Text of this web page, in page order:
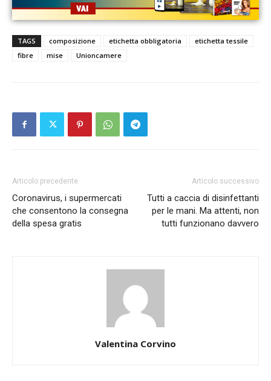
TAGS composizione etichetta obbligatoria
etichetta tessile
fibre
mise Unioncamere
Articolo precedente
Coronavirus, i supermercati
che consentono la consegna
della spesa gratis
Articolo successivo
Tutti a caccia di disinfettanti
per le mani. Ma attenti, non
tutti funzionano davvero
Valentina Corvino